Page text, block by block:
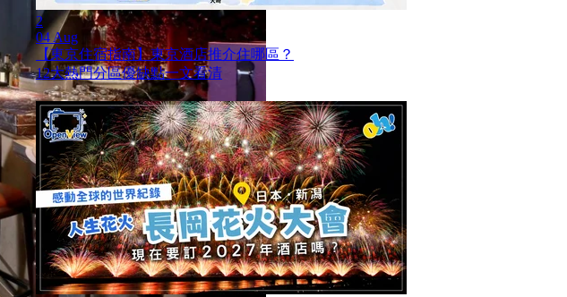
2
04 Aug
【東京住宿指南】東京酒店推介住哪區？
12大熱門分區優缺點一文看清